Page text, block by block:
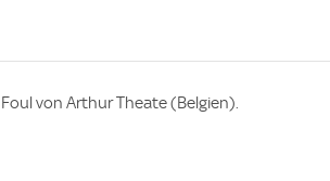
Foul von Arthur Theate (Belgien).